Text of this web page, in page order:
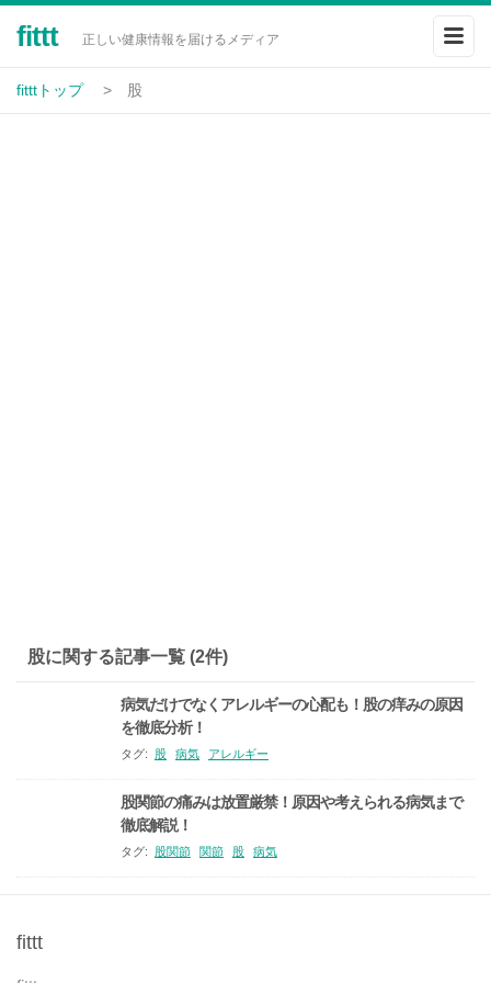
fittt 正しい健康情報を届けるメディア
fitttトップ 股
股に関する記事一覧 (2件)
病気だけでなくアレルギーの心配も！股の痒みの原因
を徹底分析！
タグ: 股 病気 アレルギー
股関節の痛みは放置厳禁！原因や考えられる病気まで
徹底解説！
タグ: 股関節 関節 股 病気
fittt